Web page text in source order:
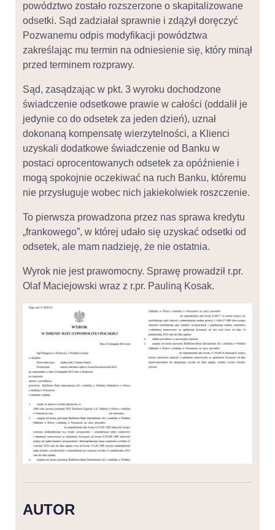
powództwo zostało rozszerzone o skapitalizowane
odsetki. Sąd zadziałał sprawnie i zdążył doręczyć
Pozwanemu odpis modyfikacji powództwa
zakreślając mu termin na odniesienie się, który minął
przed terminem rozprawy.
Sąd, zasądzając w pkt. 3 wyroku dochodzone
świadczenie odsetkowe prawie w całości (oddalił je
jedynie co do odsetek za jeden dzień), uznał
dokonaną kompensatę wierzytelności, a Klienci
uzyskali dodatkowe świadczenie od Banku w
postaci oprocentowanych odsetek za opóźnienie i
mogą spokojnie oczekiwać na ruch Banku, któremu
nie przysługuje wobec nich jakiekolwiek roszczenie.
To pierwsza prowadzona przez nas sprawa kredytu
„frankowego”, w której udało się uzyskać odsetki od
odsetek, ale mam nadzieję, że nie ostatnia.
Wyrok nie jest prawomocny. Sprawę prowadził r.pr.
Olaf Maciejowski wraz z r.pr. Pauliną Kosak.
AUTOR